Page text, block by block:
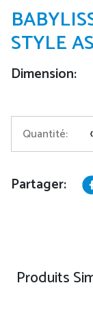
STYLE
Dimension:
Quantité: ‹
Partager:
Produits